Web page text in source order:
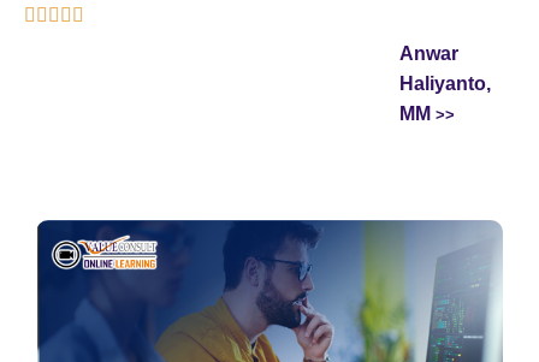
    
Anwar
Haliyanto,
MM